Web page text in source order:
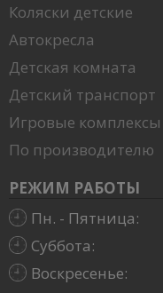
Коляски детские
Автокресла
Детская комната
Детский транспорт
Игровые комплексы
По производителю
РЕЖИМ РАБОТЫ
Пн. - Пятница:
Суббота:
Воскресенье: